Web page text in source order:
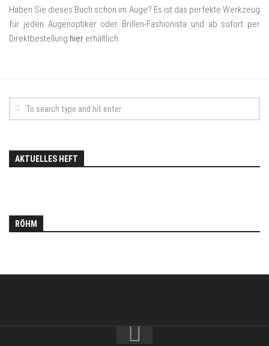
Haben Sie dieses Buch schon im Auge? Es ist das perfekte Werkzeug
für jeden Augenoptiker oder Brillen-Fashionista und ab sofort per
Direktbestellung hier erhältlich.
AKTUELLES HEFT
RÖHM